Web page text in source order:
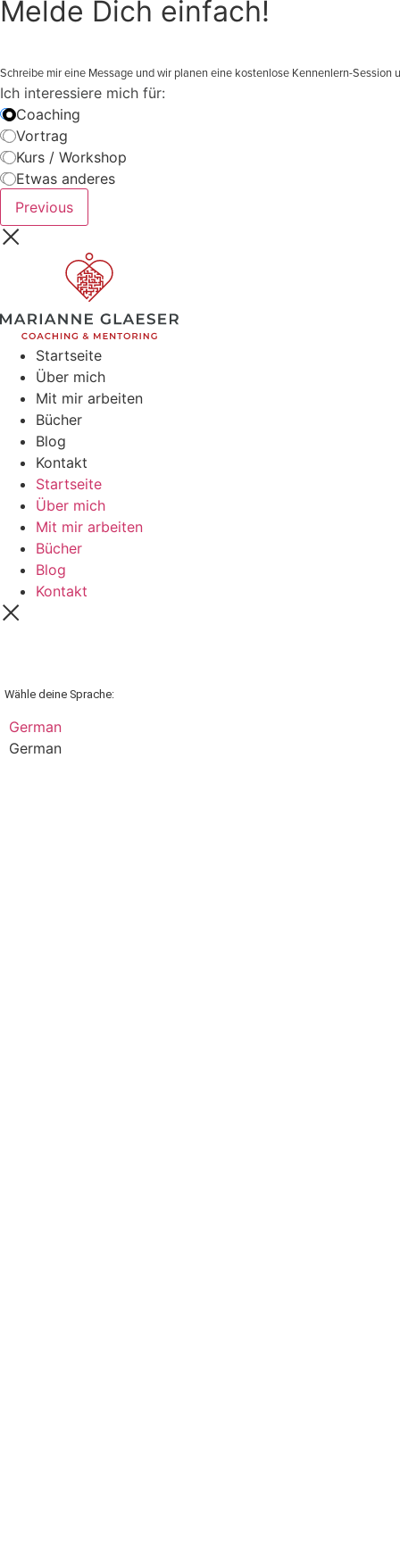
Melde Dich einfach!
Schreibe mir eine Message und wir planen eine kostenlose Kennenlern-
Ich interessiere mich für:
Coaching
Vortrag
Kurs / Workshop
Etwas anderes
Previous
Startseite
Über mich
Mit mir arbeiten
Bücher
Blog
Kontakt
Startseite
Über mich
Mit mir arbeiten
Bücher
Blog
Kontakt
Wähle deine Sprache:
German
German